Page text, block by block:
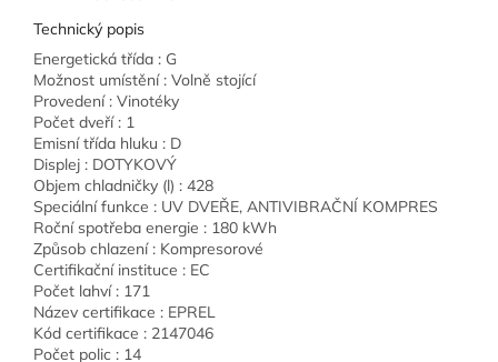
Technický popis
Energetická třída : G
Možnost umístění : Volně stojící
Provedení : Vinotéky
Počet dveří : 1
Emisní třída hluku : D
Displej : DOTYKOVÝ
Objem chladničky (l) : 428
Speciální funkce : UV DVEŘE, ANTIVIBRAČNÍ KOMPRES
Roční spotřeba energie : 180 kWh
Způsob chlazení : Kompresorové
Certifikační instituce : EC
Počet lahví : 171
Název certifikace : EPREL
Kód certifikace : 2147046
Počet polic : 14